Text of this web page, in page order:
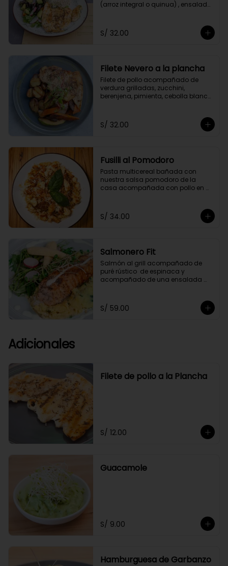
(arroz integral o quinua) , ensalada
S/ 32.00
Filete Nevero a la plancha
Filete de pollo acompañado de
verdura grilladas, zucchini,
berenjena, pimienta, cebolla blanca
S/ 32.00
Fusilli al Pomodoro
Pasta multicereal bañada con
nuestra salsa pomodoro de la
casa acompañada con pollo en
S/ 34.00
Salmonero Fit
Salmón al grill acompañado de
puré rústico  de espinaca y
acompañado de una ensalada
S/ 59.00
Adicionales
Filete de pollo a la Plancha
S/ 12.00
Guacamole
S/ 9.00
Hamburguesa de Garbanzo